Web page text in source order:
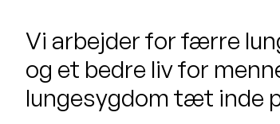
Vi arbejder for færre
og et bedre liv for
lungesygdom tæt inde